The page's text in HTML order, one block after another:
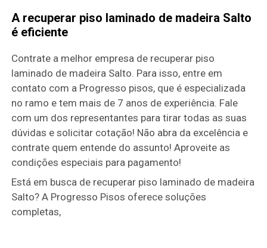
A recuperar piso laminado de madeira Salto
é eficiente
Contrate a melhor empresa de recuperar piso
laminado de madeira Salto. Para isso, entre em
contato com a Progresso pisos, que é especializada
no ramo e tem mais de 7 anos de experiência. Fale
com um dos representantes para tirar todas as suas
dúvidas e solicitar cotação! Não abra da excelência e
contrate quem entende do assunto! Aproveite as
condições especiais para pagamento!
Está em busca de recuperar piso laminado de madeira
Salto? A Progresso Pisos oferece soluções
completas,